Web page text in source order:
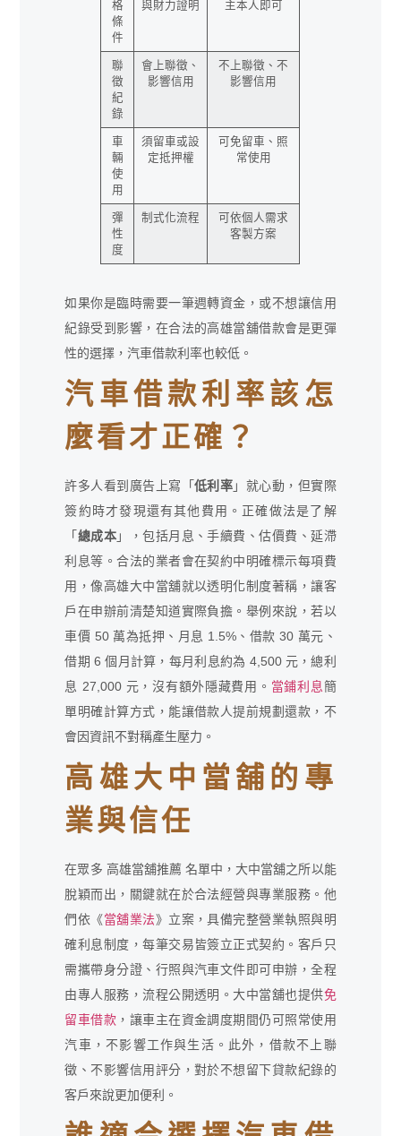
格
條
件
與財力證明
主本人即可
聯
徵
紀
錄
會上聯徵、
影響信用
不上聯徵、不
影響信用
車
輛
使
用
須留車或設
定抵押權
可免留車、照
常使用
彈
性
度
制式化流程
可依個人需求
客製方案
如果你是臨時需要一筆週轉資金，或不想讓信用
紀錄受到影響，在合法的高雄當舖借款會是更彈
性的選擇，汽車借款利率也較低。
汽車借款利率該怎
麼看才正確？
許多人看到廣告上寫「 低利率 」就心動，但實際
簽約時才發現還有其他費用。正確做法是了解
「 總成本 」，包括月息、手續費、估價費、延滯
利息等。合法的業者會在契約中明確標示每項費
用，像高雄大中當舖就以透明化制度著稱，讓客
戶在申辦前清楚知道實際負擔。舉例來說，若以
車價 50 萬為抵押、月息 1.5%、借款 30 萬元、
借期 6 個月計算，每月利息約為 4,500 元，總利
息 27,000 元，沒有額外隱藏費用。 當鋪利息簡
單明確計算方式，能讓借款人提前規劃還款，不
會因資訊不對稱產生壓力。
高雄大中當舖的專
業與信任
在眾多 高雄當舖推薦 名單中，大中當舖之所以能
脫穎而出，關鍵就在於合法經營與專業服務。他
們依《當舖業法》立案，具備完整營業執照與明
確利息制度，每筆交易皆簽立正式契約。客戶只
需攜帶身分證、行照與汽車文件即可申辦，全程
由專人服務，流程公開透明。大中當舖也提供免
留車借款 ，讓車主在資金調度期間仍可照常使用
汽車，不影響工作與生活。此外，借款不上聯
徵、不影響信用評分，對於不想留下貸款紀錄的
客戶來說更加便利。